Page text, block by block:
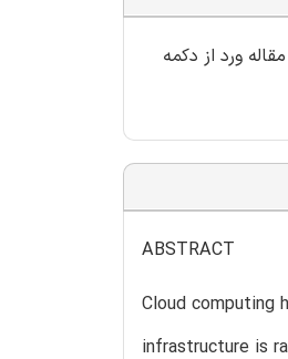
ورد از دکمه
ABSTRACT
Cloud computing
infrastructure is